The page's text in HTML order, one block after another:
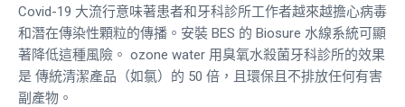
Covid-19 大流行意味著患者和牙科診所工作者越來越擔心病毒
和潛在傳染性顆粒的傳播。安裝 BES 的 Biosure 水線系統可顯
著降低這種風險。 ozone water 用臭氧水殺菌牙科診所的效果
是 傳統清潔產品（如氯）的 50 倍，且環保且不排放任何有害
副產物。